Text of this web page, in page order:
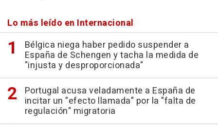
Lo más leído en Internacional
Bélgica niega haber pedido suspender a
España de Schengen y tacha la medida de
"injusta y desproporcionada"
Portugal acusa veladamente a España de
incitar un "efecto llamada" por la "falta de
regulación" migratoria